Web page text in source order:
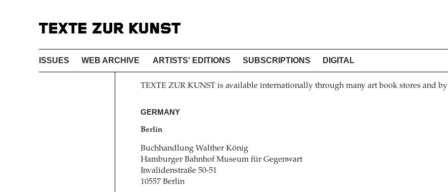
ISSUES WEB ARCHIVE ARTISTS' EDITIONS SUBSCRIPTIONS DIGITAL
TEXTE ZUR KUNST is available internationally through many art book stores and by
GERMANY
Berlin
Buchhandlung Walther König
Hamburger Bahnhof Museum für Gegenwart
Invalidenstraße 50-51
10557 Berlin